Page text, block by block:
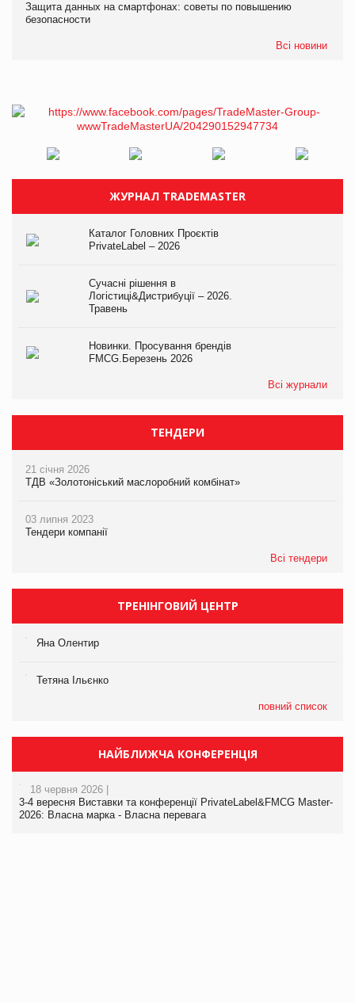
Защита данных на смартфонах: советы по повышению
безопасности
Всі новини
ЖУРНАЛ TRADEMASTER
Каталог Головних Проєктів
PrivateLabel – 2026
Сучасні рішення в
Логістиці&Дистрибуції – 2026.
Травень
Новинки. Просування брендів
FMCG.Березень 2026
Всі журнали
ТЕНДЕРИ
21 січня 2026
ТДВ «Золотоніський маслоробний комбінат»
03 липня 2023
Тендери компанії
Всі тендери
ТРЕНІНГОВИЙ ЦЕНТР
Яна Олентир
Тетяна Ільєнко
повний список
НАЙБЛИЖЧА КОНФЕРЕНЦІЯ
18 червня 2026 |
3-4 вересня Виставки та конференції PrivateLabel&FMCG Master-
2026: Власна марка - Власна перевага